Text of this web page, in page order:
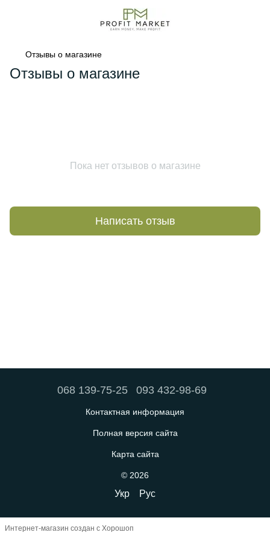
Отзывы о магазине
Отзывы о магазине
Пока нет отзывов о магазине
Написать отзыв
068 139-75-25 093 432-98-69
Контактная информация
Полная версия сайта
Карта сайта
© 2026
Укр Рус
Интернет-магазин создан с Хорошоп